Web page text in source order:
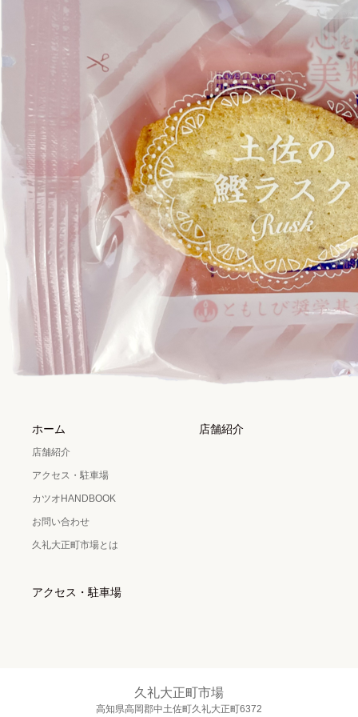
ホーム
店舗紹介
アクセス・駐車場
カツオHANDBOOK
お問い合わせ
久礼大正町市場とは
店舗紹介
アクセス・駐車場
久礼大正町市場
高知県高岡郡中土佐町久礼大正町6372